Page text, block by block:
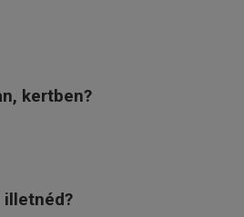
kertben?
illetnéd?